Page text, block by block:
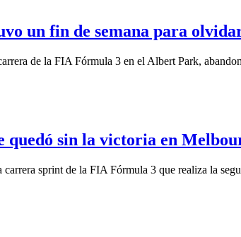
un fin de semana para
de la FIA Fórmula 3 en el Albert Park,
quedó sin la victoria en
sprint de la FIA Fórmula 3 que realiza la